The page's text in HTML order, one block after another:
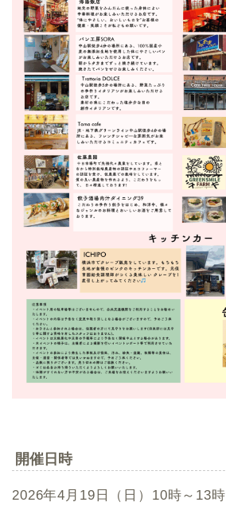
開催日時
2026年4月19日（日）10時～13時